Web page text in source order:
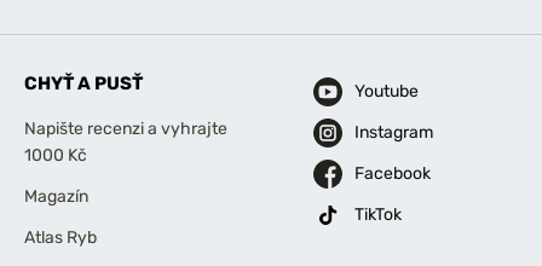
CHYŤ A PUSŤ
Napište recenzi a vyhrajte
1000 Kč
Magazín
Atlas Ryb
Youtube
Instagram
Facebook
TikTok